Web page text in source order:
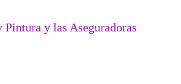
Pintura y las Aseguradoras